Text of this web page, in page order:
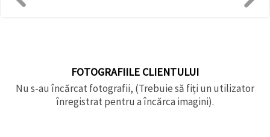
FOTOGRAFIILE CLIENTULUI
Nu s-au încărcat fotografii, (Trebuie să fiți un utilizator
înregistrat pentru a încărca imagini).